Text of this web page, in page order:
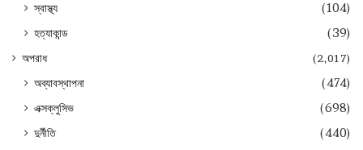
স্বাস্থ্য
(104)
হত্যাকান্ড
(39)
অপরাধ (2,017)
অব্যাবস্থাপনা
(474)
এক্সক্লুসিভ
(698)
দুর্নীতি
(440)